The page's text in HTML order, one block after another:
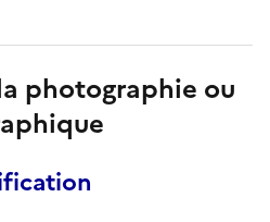
photographie ou